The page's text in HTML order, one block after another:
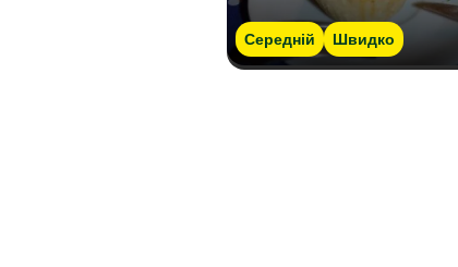
Середній Швидко